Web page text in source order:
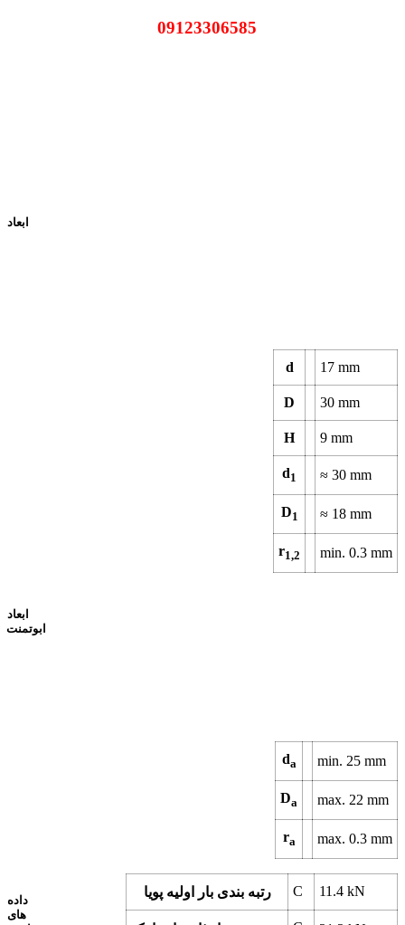
ابعاد
d 17 mm
D 30 mm
H 9 mm
d1 ≈ 30 mm
D1 ≈ 18 mm
r1,2 min. 0.3 mm
ابعاد
ابوتمنت
da min. 25 mm
Da max. 22 mm
ra max. 0.3 mm
داده
های
رتبه بندی بار اولیه پویا C 11.4 kN